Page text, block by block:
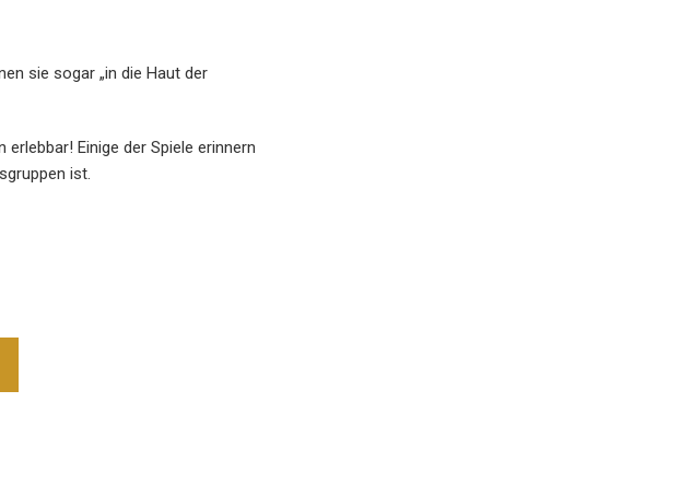
sie sogar „in die Haut der
Einige der Spiele erinnern
ist.